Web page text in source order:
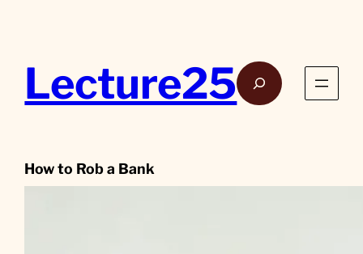
Lecture25Rech
How to Rob a Bank